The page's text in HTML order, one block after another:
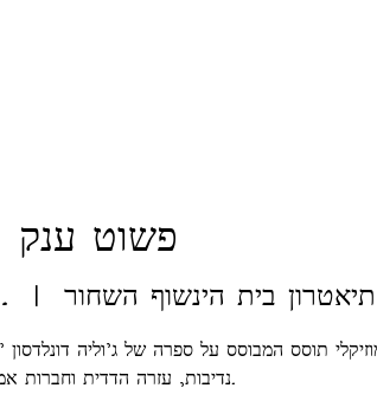
פשוט ענק
  |
תיאטרון בית הינשוף השחור
תוסס המבוסס על ספרה של ג'וליה
נדיבות, עזרה הדדית וחברות